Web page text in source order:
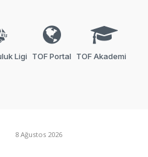
Ligi TOF Portal TOF Akademi
8 Ağustos 2026